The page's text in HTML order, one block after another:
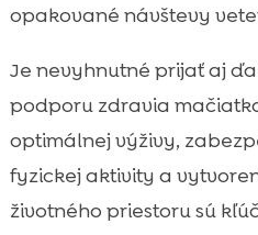
opakované návštevy
Je nevyhnutné prijať aj
podporu zdravia
optimálnej výživy,
fyzickej aktivity a
životného priestoru sú